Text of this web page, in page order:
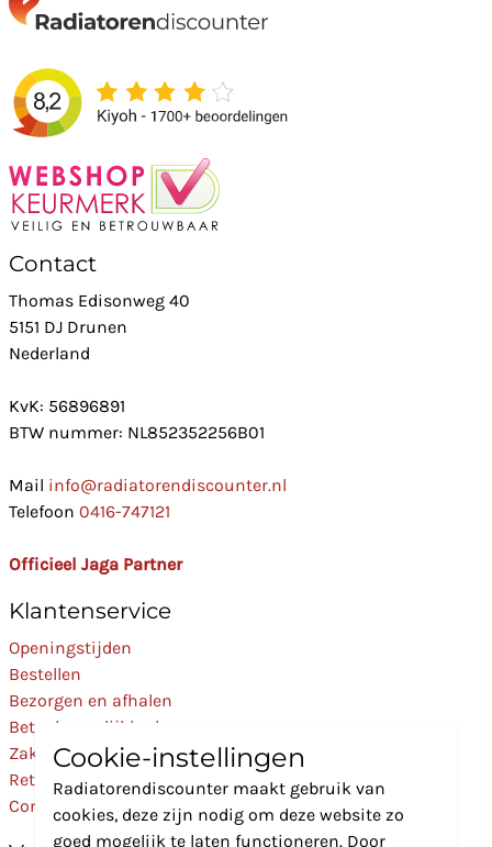
Contact
Thomas Edisonweg 40
5151 DJ Drunen
Nederland
KvK: 56896891
BTW nummer: NL852352256B01
Mail info@radiatorendiscounter.nl
Telefoon 0416-747121
Officieel Jaga Partner
Klantenservice
Openingstijden
Bestellen
Bezorgen en afhalen
Betaalmogelijkheden
Zakelijk
Retourneren
Contact
Cookie-instellingen
Radiatorendiscounter maakt gebruik van
cookies, deze zijn nodig om deze website zo
goed mogelijk te laten functioneren. Door